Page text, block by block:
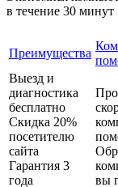
в течение 30 минут
Преимущества
Выезд и
диагностика
бесплатно
Скидка 20%
посетителю
сайта
Гарантия 3
года
вы